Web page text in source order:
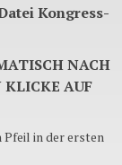
Kongress-
NACH
KLICKE AUF
Pfeil in der ersten